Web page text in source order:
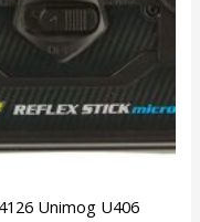
Unimog U406